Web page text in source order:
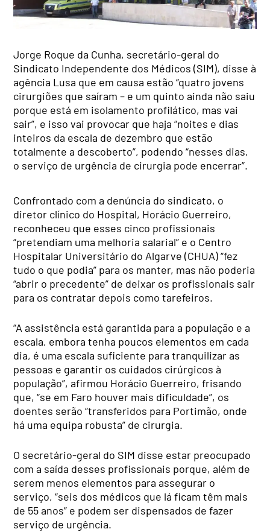
Jorge Roque da Cunha, secretário-geral do
Sindicato Independente dos Médicos (SIM), disse à
agência Lusa que em causa estão “quatro jovens
cirurgiões que saíram – e um quinto ainda não saiu
porque está em isolamento profilático, mas vai
sair”, e isso vai provocar que haja “noites e dias
inteiros da escala de dezembro que estão
totalmente a descoberto”, podendo “nesses dias,
o serviço de urgência de cirurgia pode encerrar”.
Confrontado com a denúncia do sindicato, o
diretor clínico do Hospital, Horácio Guerreiro,
reconheceu que esses cinco profissionais
“pretendiam uma melhoria salarial” e o Centro
Hospitalar Universitário do Algarve (CHUA) “fez
tudo o que podia” para os manter, mas não poderia
“abrir o precedente” de deixar os profissionais sair
para os contratar depois como tarefeiros.
“A assistência está garantida para a população e a
escala, embora tenha poucos elementos em cada
dia, é uma escala suficiente para tranquilizar as
pessoas e garantir os cuidados cirúrgicos à
população”, afirmou Horácio Guerreiro, frisando
que, “se em Faro houver mais dificuldade”, os
doentes serão “transferidos para Portimão, onde
há uma equipa robusta” de cirurgia.
O secretário-geral do SIM disse estar preocupado
com a saída desses profissionais porque, além de
serem menos elementos para assegurar o
serviço, “seis dos médicos que lá ficam têm mais
de 55 anos” e podem ser dispensados de fazer
serviço de urgência.